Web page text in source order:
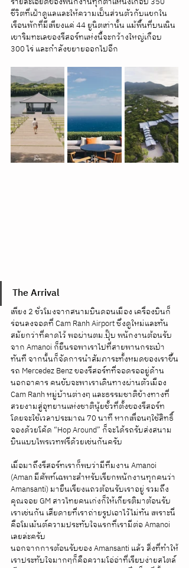
ชีวิตที่เฝ้าดูแลและให้ความเป็นส่วนตัวกับแขกใน
เรือนพักที่มีเพียงแค่ 44 ยูนิตเท่านั้น แม้พื้นที่บนเนิน
เขาริมทะเลของรีสอร์ทแห่งนี้จะกว้างใหญ่เกือบ
300 ไร่ และกำลังขยายออกไปอีก
The Arrival
เพียง 2 ชั่วโมงจากสนามบินดอนเมือง เครื่องบินก็
ร่อนลงจอดที่ Cam Ranh Airport ซึ่งดูใหม่และทัน
สมัยกว่าที่คาดไว้ พอผ่านตม.ปุ๊บ พนักงานต้อนรับ
จาก Amanoi ก็ยืนรอพาเราไปที่สายพานกระเป๋า
ทันที จากนั้นก็จัดการนำสัมภาระทั้งหมดของเราขึ้น
รถ Mercedez Benz ของรีสอร์ทที่จอดรออยู่ด้าน
นอกอาคาร คนขับจะพาเราเดินทางผ่านตัวเมือง
Cam Ranh หมู่บ้านต่างๆ และธรรมชาติข้างทางที่
สวยงามสู่อุทยานแห่งชาตินุ้ยชั้วที่ตั้งของรีสอร์ท
โดยจะใช้เวลาประมาณ 70 นาที หากเพื่อนๆใช้สิทธิ์
จองด้วยโค้ด “Hop Around” ก็จะได้รถรับส่งสนาม
บินแบบไพรเวทฟรีด้วยเช่นกันครับ
เมื่อมาถึงรีสอร์ทเราก็พบว่ามีทีมงาน Amanoi
(Aman มีศัพท์เฉพาะสำหรับเรียกพนักงานทุกคนว่า
Amansanti) มายืนเรียงแถวต้อนรับเราอยู่ รวมถึง
คุณจอย GM สาวไทยคนเก่งก็ให้เกียรติมาต้อนรับ
เราเช่นกัน เสียดายที่เราถ่ายรูปเอาไว้ไม่ทัน เพราะนี่
คือโมเม้นต์ความประทับใจแรกที่เรามีต่อ Amanoi
เลยล่ะครับ
นอกจากการต้อนรับของ Amansanti แล้ว สิ่งที่ทำให้
เราประทับใจมากๆก็คือความโอ่อ่าที่เรียบง่ายสไตล์